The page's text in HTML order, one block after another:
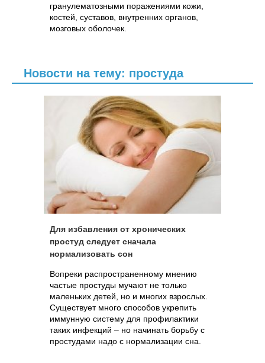
гранулематозными поражениями кожи,
костей, суставов, внутренних органов,
мозговых оболочек.
Новости на тему: простуда
Для избавления от хронических
простуд следует сначала
нормализовать сон
Вопреки распространенному мнению
частые простуды мучают не только
маленьких детей, но и многих взрослых.
Существует много способов укрепить
иммунную систему для профилактики
таких инфекций – но начинать борьбу с
простудами надо с нормализации сна.